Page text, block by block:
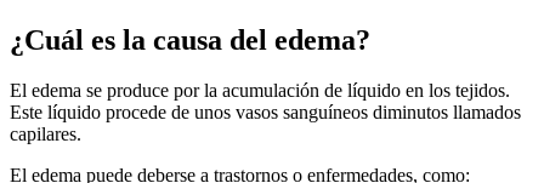
¿Cuál es la causa del edema?
El edema se produce por la acumulación de líquido en los tejidos.
Este líquido procede de unos vasos sanguíneos diminutos llamados
capilares.
El edema puede deberse a trastornos o enfermedades, como: